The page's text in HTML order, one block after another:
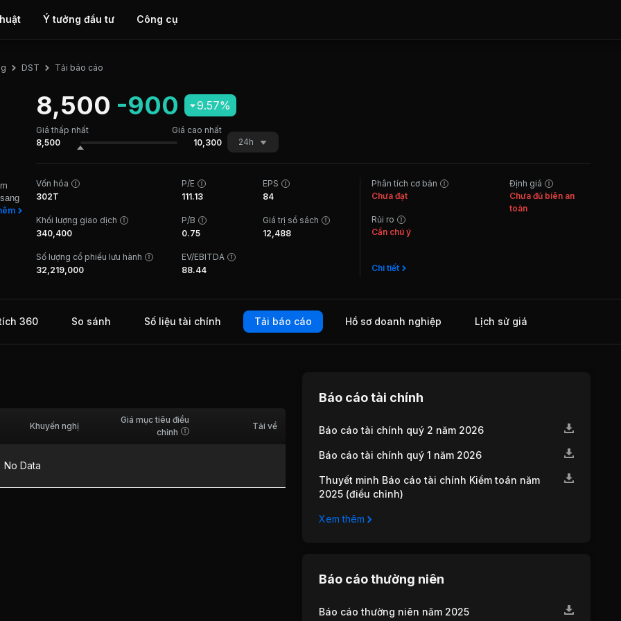
Ý tưởng đầu tư Công cụ
DST Tải báo cáo
36
Hà
8,500 -900 9.57%
Giá thấp nhất
Giá cao nhất
8,500
10,300 24h
Vốn hóa
302T
P/E
111.13
EPS
84
Khối lượng giao dịch
340,400
P/B
0.75
Giá trị sổ sách
12,488
Số lượng cổ phiếu lưu hành
32,219,000
EV/EBITDA
88.44
Phân tích cơ bản
Chưa đạt
Rủi ro
Cần chú ý
Chi tiết
Định giá
Chưa đủ biên an
toàn
360 So sánh Số liệu tài chính Tải báo cáo Hồ sơ doanh nghiệp Lịch sử giá
Khuyến nghị
Giá mục tiêu điều
chỉnh
Tải về
No Data
Báo cáo tài chính
Báo cáo tài chính quý 2 năm 2026
Báo cáo tài chính quý 1 năm 2026
Thuyết minh Báo cáo tài chính Kiểm toán năm
2025 (điều chỉnh)
Xem thêm
Báo cáo thường niên
Báo cáo thường niên năm 2025